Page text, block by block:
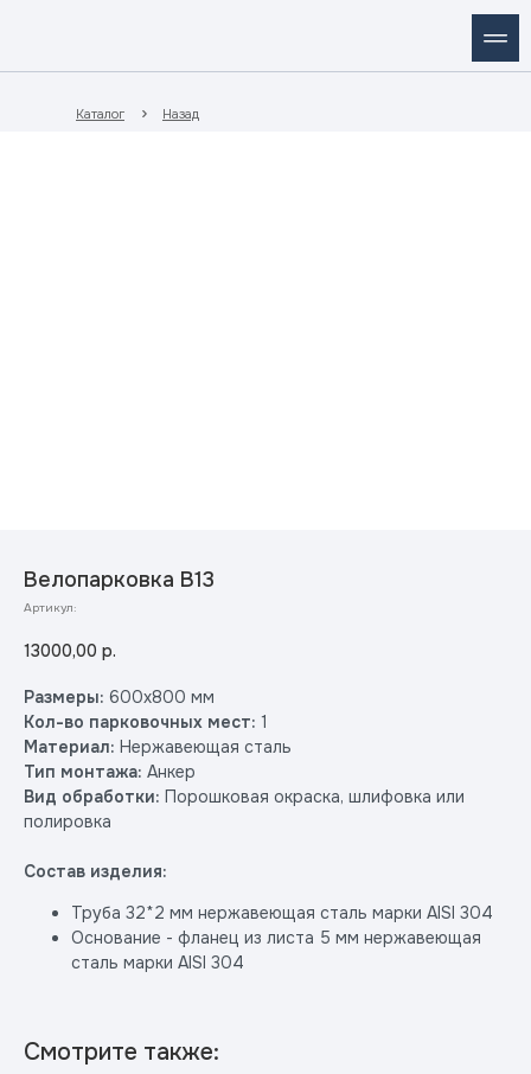
Каталог Назад
Велопарковка В13
Артикул:
13000,00 р.
Размеры: 600х800 мм
Кол-во парковочных мест: 1
Материал: Нержавеющая сталь
Тип монтажа: Анкер
Вид обработки: Порошковая окраска, шлифовка или
полировка
Состав изделия:
Труба 32*2 мм нержавеющая сталь марки AISI 304
Основание - фланец из листа 5 мм нержавеющая
сталь марки AISI 304
Смотрите также: